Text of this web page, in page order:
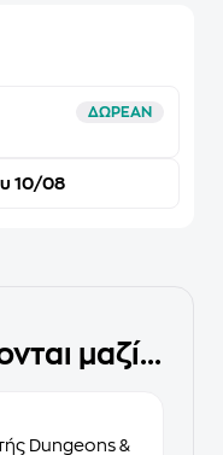
ΔΩΡΕΑΝ
10/08
μαζί...
Dungeons &